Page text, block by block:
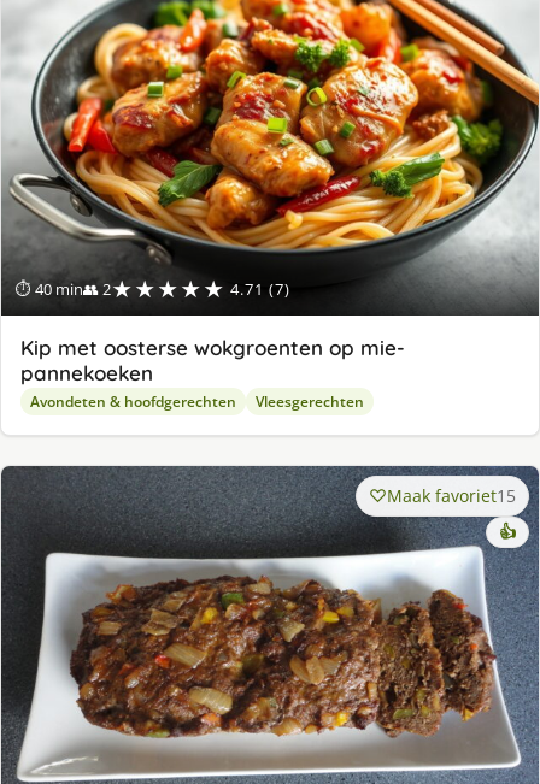
⏱ 40 min👥 2★★★★★ 4.71 (7)
Kip met oosterse wokgroenten op mie-
pannekoeken
Avondeten & hoofdgerechten Vleesgerechten
Maak favoriet15
👍